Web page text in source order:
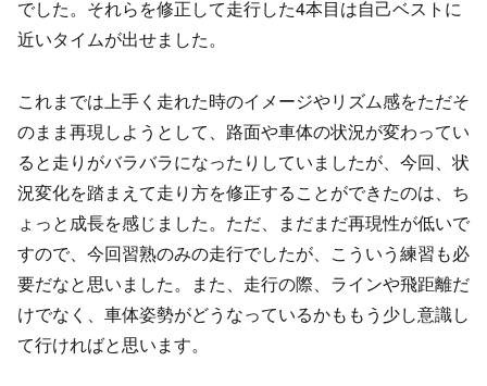
でした。それらを修正して走行した4本目は自己ベストに
近いタイムが出せました。
これまでは上手く走れた時のイメージやリズム感をただそ
のまま再現しようとして、路面や車体の状況が変わってい
ると走りがバラバラになったりしていましたが、今回、状
況変化を踏まえて走り方を修正することができたのは、ち
ょっと成長を感じました。ただ、まだまだ再現性が低いで
すので、今回習熟のみの走行でしたが、こういう練習も必
要だなと思いました。また、走行の際、ラインや飛距離だ
けでなく、車体姿勢がどうなっているかももう少し意識し
て行ければと思います。